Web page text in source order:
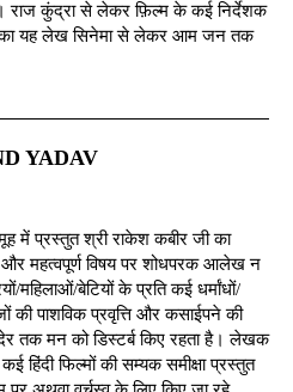
राज कुंद्रा से लेकर फ़िल्म के कई निर्देशक
यह लेख सिनेमा से लेकर आम जन तक
YADAV
में प्रस्तुत श्री राकेश कबीर जी का
महत्वपूर्ण विषय पर शोधपरक आलेख न
महिलाओं/बेटियों के प्रति कई धर्मांधों/
की पाशविक प्रवृत्ति और कसाईपने की
तक मन को डिस्टर्ब किए रहता है। लेखक
हिंदी फिल्मों की सम्यक समीक्षा प्रस्तुत